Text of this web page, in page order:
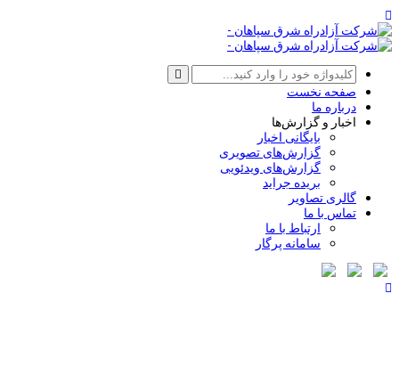
صفحه نخست
درباره ما
اخبار و گزارش‌ها
بایگانی اخبار
گزارش‌های تصویری
گزارش‌های ویدئویی
بریده جراید
گالری تصاویر
تماس با ما
ارتباط با ما
سامانه پرگار